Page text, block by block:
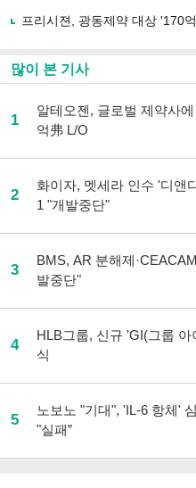
프리시젼, 광동제약 대상 '170
많이 본 기사
1
알테오젠, 글로벌 제약사
억弗 L/O
2
화이자, 멧세라 인수 '디앤
1 "개발중단"
3
BMS, AR 분해제
발중단"
4
HLB그룹, 신규 'GI(그룹 아
식
5
노보노 "기대", 'IL-6 항체'
"실패”